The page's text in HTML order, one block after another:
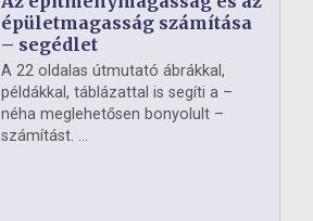
épületmagasság számítása
– segédlet
A 22 oldalas útmutató ábrákkal,
példákkal, táblázattal is segíti a –
néha meglehetősen bonyolult –
számítást. ...